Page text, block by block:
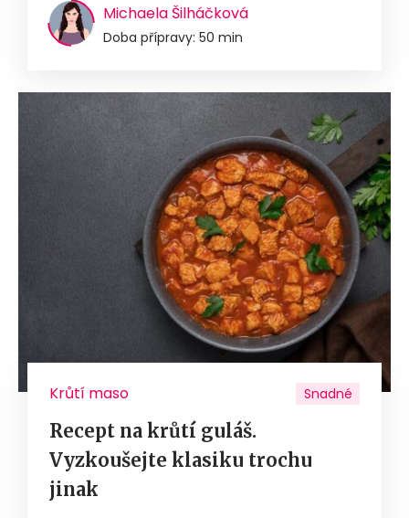
Michaela Šilháčková
Doba přípravy: 50 min
Krůtí maso Snadné
Recept na krůtí guláš.
Vyzkoušejte klasiku trochu
jinak